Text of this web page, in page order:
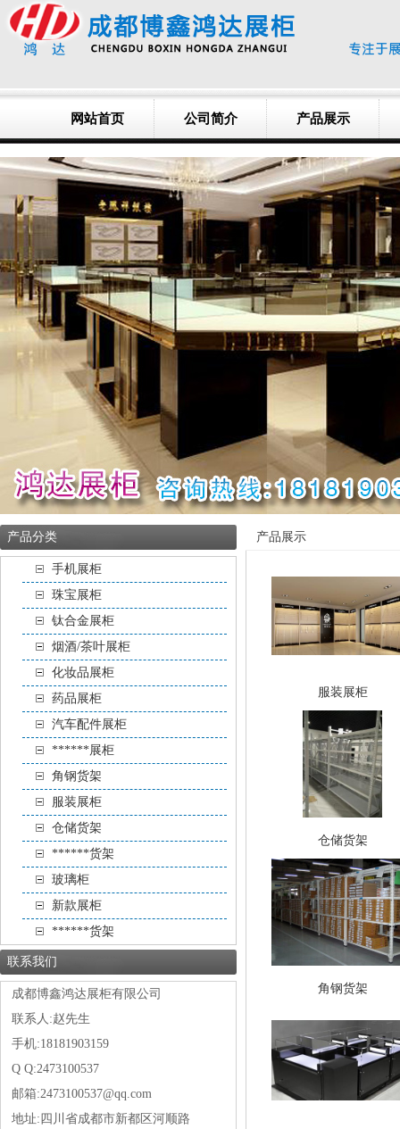
网站首页 公司简介 产品展示
产品分类
手机展柜
珠宝展柜
钛合金展柜
烟酒/茶叶展柜
化妆品展柜
药品展柜
汽车配件展柜
******展柜
角钢货架
服装展柜
仓储货架
******货架
玻璃柜
新款展柜
******货架
联系我们
成都博鑫鸿达展柜有限公司
联系人:赵先生
手机:18181903159
Q Q:2473100537
邮箱:2473100537@qq.com
地址: 四川省成都市新都区河顺路
产品展示
服装展柜
仓储货架
角钢货架